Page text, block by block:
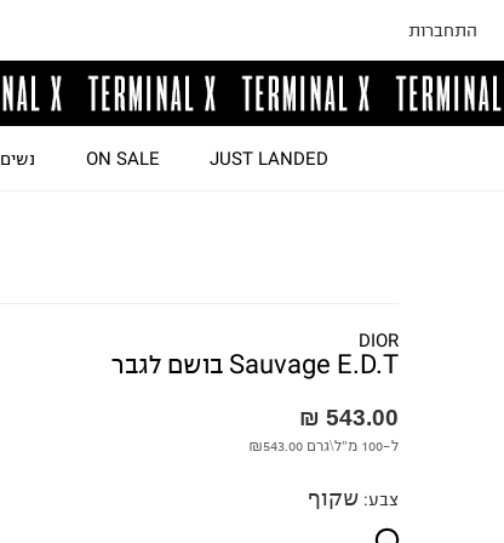
התחברות
JUST LANDED
ON SALE נשים
DIOR
Sauvage E.D.T בושם לגבר
543.00 ₪
₪543.00 ל-100 מ"ל\גרם
צבע: שקוף